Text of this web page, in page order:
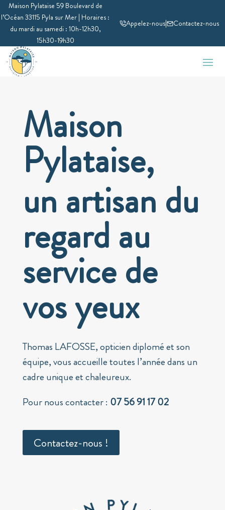
Maison Pylataise 59 Boulevard de
l’Océan 33115 Pyla sur Mer | Horaires :
du mardi au samedi : 10h-12h30,
15h30-19h30
Appelez-nous| Contactez-nous
Maison
Pylataise,
un artisan du
regard au
service de
vos yeux
Thomas LAFOSSE, opticien diplomé et son
équipe, vous accueille toutes l’année dans un
cadre unique et chaleureux.
Pour nous contacter : 07 56 91 17 02
Contactez-nous !